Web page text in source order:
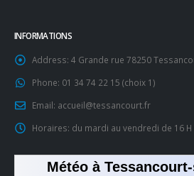
INFORMATIONS
Address: 4 Grande rue 78250
Phone: 01 34 74 22 15 (choix 1)
Email: accueil@tessancourt.fr
Horaires: du mardi au vendredi de 16 H
Météo à